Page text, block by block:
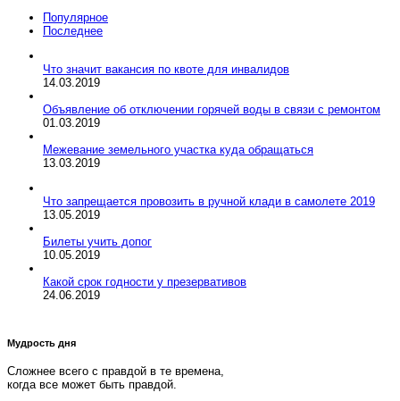
Популярное
Последнее
Что значит вакансия по квоте для инвалидов
14.03.2019
Объявление об отключении горячей воды в связи с ремонтом
01.03.2019
Межевание земельного участка куда обращаться
13.03.2019
Что запрещается провозить в ручной клади в самолете 2019
13.05.2019
Билеты учить допог
10.05.2019
Какой срок годности у презервативов
24.06.2019
Мудрость дня
Сложнее всего с правдой в те времена,
когда все может быть правдой.